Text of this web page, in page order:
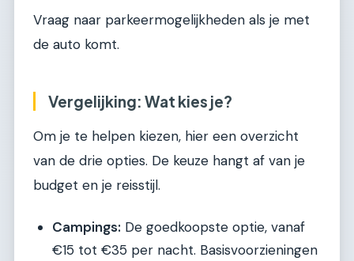
Vraag naar parkeermogelijkheden als je met
de auto komt.
Vergelijking: Wat kies je?
Om je te helpen kiezen, hier een overzicht
van de drie opties. De keuze hangt af van je
budget en je reisstijl.
Campings: De goedkoopste optie, vanaf
€15 tot €35 per nacht. Basisvoorzieningen